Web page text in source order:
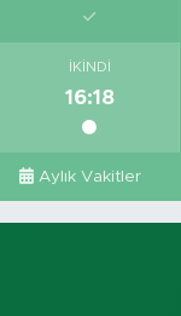
İKINDI
16:18
Aylık Vakitler